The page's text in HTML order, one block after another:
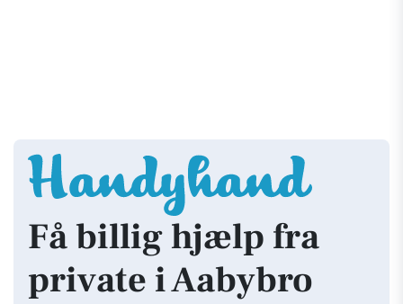
Få billig hjælp fra
private i Aabybro